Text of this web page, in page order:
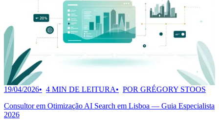
19/04/2026 4 MIN DE LEITURA
POR GRÉGORY STOOS
Consultor em Otimização AI Search em Lisboa — Guia Especialista
2026